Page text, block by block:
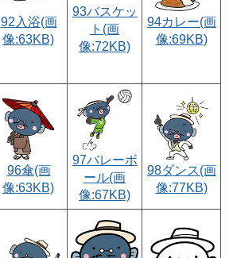
92入浴(画
像:63KB)
93バスケッ
ト(画
像:72KB)
94カレー(画
像:69KB)
96傘(画
像:63KB)
97バレーボ
ール(画
像:67KB)
98ダンス(画
像:77KB)